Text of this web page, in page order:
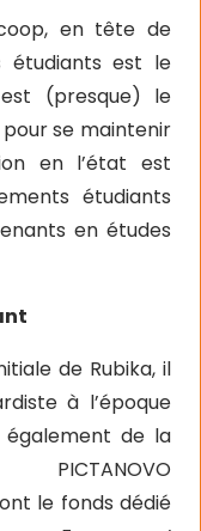
en tête de
étudiants est le
(presque) le
se maintenir
en l’état est
étudiants
en études
de Rubika, il
à l’époque
également de la
le fonds dédié